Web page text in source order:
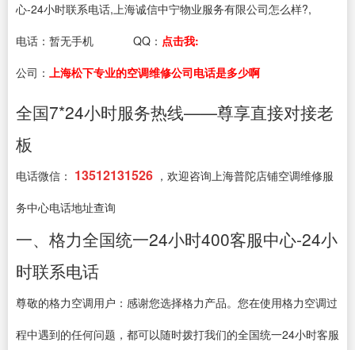
心-24小时联系电话,上海诚信中宁物业服务有限公司怎么样?,
电话： 暂无手机 QQ： 点击我:
公司： 上海松下专业的空调维修公司电话是多少啊
全国7*24小时服务热线——尊享直接对接老
板
电话微信： 13512131526 ，欢迎咨询上海普陀店铺空调维修服
务中心电话地址查询
一、格力全国统一24小时400客服中心-24小
时联系电话
尊敬的格力空调用户：感谢您选择格力产品。您在使用格力空调过
程中遇到的任何问题，都可以随时拨打我们的全国统一24小时客服